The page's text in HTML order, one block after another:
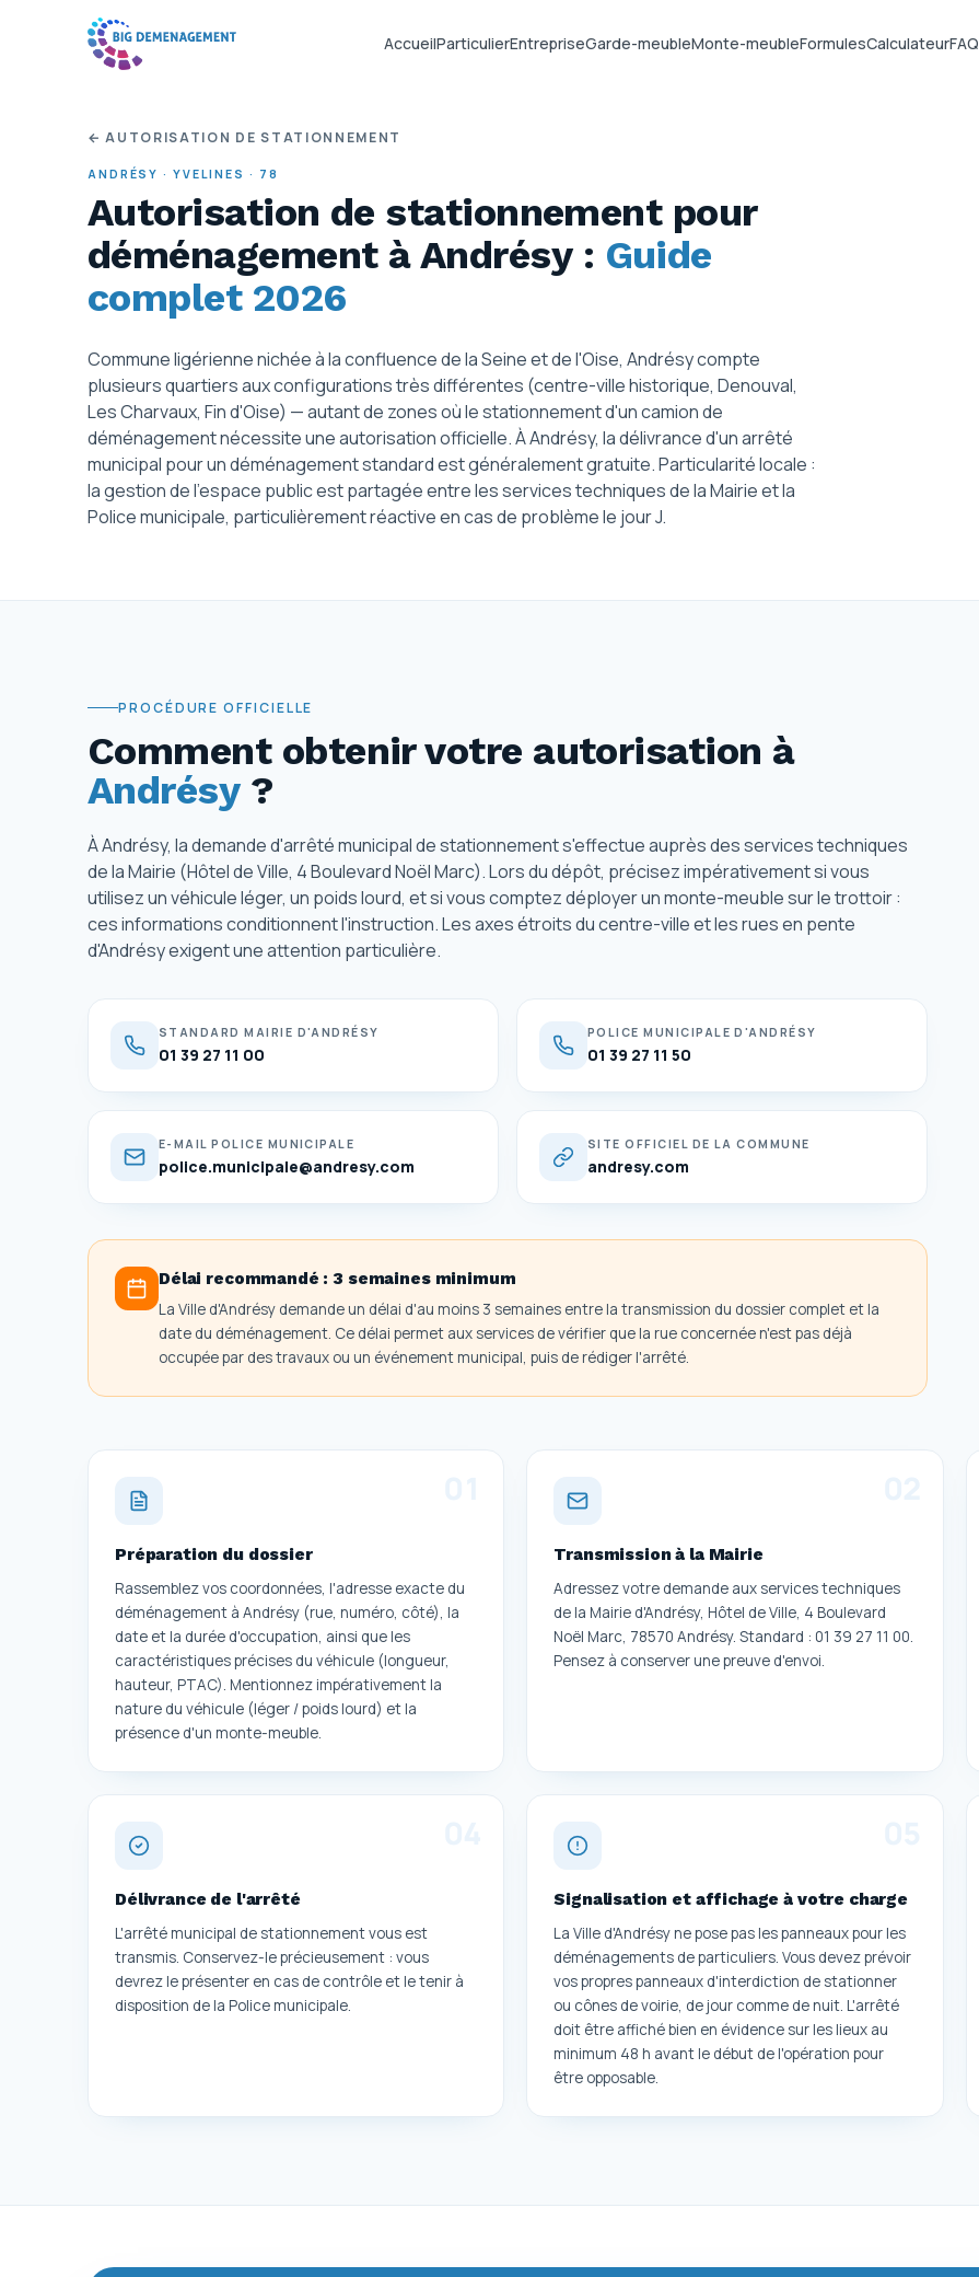
AccueilParticulierEntrepriseGarde-meubleMonte-meubleFormulesCalculateurFAQ
← AUTORISATION DE STATIONNEMENT
ANDRÉSY · YVELINES · 78
Autorisation de stationnement pour
déménagement à Andrésy: Guide
complet 2026
Commune ligérienne nichée à la confluence de la Seine et de l'Oise, Andrésy compte
plusieurs quartiers aux configurations très différentes (centre-ville historique, Denouval,
Les Charvaux, Fin d'Oise) — autant de zones où le stationnement d'un camion de
déménagement nécessite une autorisation officielle. À Andrésy, la délivrance d'un arrêté
municipal pour un déménagement standard est généralement gratuite. Particularité locale :
la gestion de l'espace public est partagée entre les services techniques de la Mairie et la
Police municipale, particulièrement réactive en cas de problème le jour J.
PROCÉDURE OFFICIELLE
Comment obtenir votre autorisation à
Andrésy?
À Andrésy, la demande d'arrêté municipal de stationnement s'effectue auprès des services techniques
de la Mairie (Hôtel de Ville, 4 Boulevard Noël Marc). Lors du dépôt, précisez impérativement si vous
utilisez un véhicule léger, un poids lourd, et si vous comptez déployer un monte-meuble sur le trottoir :
ces informations conditionnent l'instruction. Les axes étroits du centre-ville et les rues en pente
d'Andrésy exigent une attention particulière.
STANDARD MAIRIE D'ANDRÉSY
01 39 27 11 00
POLICE MUNICIPALE D'ANDRÉSY
01 39 27 11 50
E-MAIL POLICE MUNICIPALE
police.municipale@andresy.com
SITE OFFICIEL DE LA COMMUNE
andresy.com
Délai recommandé :3 semaines minimum
La Ville d'Andrésy demande un délai d'au moins 3 semaines entre la transmission du dossier complet et la
date du déménagement. Ce délai permet aux services de vérifier que la rue concernée n'est pas déjà
occupée par des travaux ou un événement municipal, puis de rédiger l'arrêté.
Préparation du dossier
Rassemblez vos coordonnées, l'adresse exacte du
déménagement à Andrésy (rue, numéro, côté), la
date et la durée d'occupation, ainsi que les
caractéristiques précises du véhicule (longueur,
hauteur, PTAC). Mentionnez impérativement la
nature du véhicule (léger / poids lourd) et la
présence d'un monte-meuble.
Transmission à la Mairie
Adressez votre demande aux services techniques
de la Mairie d'Andrésy, Hôtel de Ville, 4 Boulevard
Noël Marc, 78570 Andrésy. Standard : 01 39 27 11 00.
Pensez à conserver une preuve d'envoi.
Délivrance de l'arrêté
L'arrêté municipal de stationnement vous est
transmis. Conservez-le précieusement : vous
devrez le présenter en cas de contrôle et le tenir à
disposition de la Police municipale.
Signalisation et affichage à votre charge
La Ville d'Andrésy ne pose pas les panneaux pour les
déménagements de particuliers. Vous devez prévoir
vos propres panneaux d'interdiction de stationner
ou cônes de voirie, de jour comme de nuit. L'arrêté
doit être affiché bien en évidence sur les lieux au
minimum 48 h avant le début de l'opération pour
être opposable.